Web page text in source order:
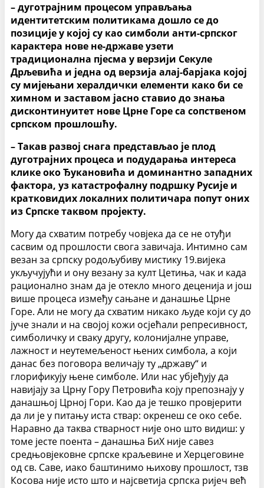
– дуготрајним процесом управљања
идентитетским политикама дошло се до
позиције у којој су као симболи анти-српског
карактера нове не-државе узети
традиционална пјесма у верзији Секуле
Дрљевића и једна од верзија алај-барјака којој
су мијењани хералдички елементи како би се
химном и заставом јасно ставио до знања
дисконтинуитет нове Црне Горе са сопственом
српском прошлошћу.
– Такав развој снага представљао је плод
дуготрајних процеса и подударања интереса
клике око Ђукановића и доминантно западних
фактора, уз катастрофалну подршку Русије и
кратковидих локалних политичара попут оних
из Српске таквом пројекту.
Могу да схватим потребу човјека да се не отуђи
сасвим од прошлости свога завичаја. Интимно сам
везан за српску родољубиву мистику 19.вијека
укључујући и ону везану за култ Цетиња, чак и када
рационално знам да је отекло много деценија и још
више процеса између сањане и данашње Црне
Горе. Али не могу да схватим никако људе који су до
јуче знали и на својој кожи осјећали репресивност,
симболичку и сваку другу, колонијалне управе,
лажност и неутемељеност њених симбола, а који
данас без поговора величају ту „државу“ и
глорификују њене симболе. Или нас убјеђују да
навијају за Црну Гору Петровића коју препознају у
данашњој Црној Гори. Као да је тешко провјерити
да ли је у питању иста ствар: окренеш се око себе.
Наравно да таква стварност није оно што видиш: у
томе јесте поента – данашња БиХ није савез
средњовјековне српске краљевине и Херцеговине
од св. Саве, иако баштинимо њихову прошлост, тзв
Косова није исто што и најсветија српска ријеч већ